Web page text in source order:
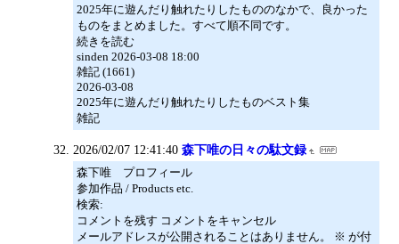
2025年に遊んだり触れたりしたもののなかで、良かった
ものをまとめました。すべて順不同です。
続きを読む
sinden 2026-03-08 18:00
雑記 (1661)
2026-03-08
2025年に遊んだり触れたりしたものベスト集
雑記
2026/02/07 12:41:40 森下唯の日々の駄文録
森下唯 プロフィール
参加作品 / Products etc.
検索:
コメントを残す コメントをキャンセル
メールアドレスが公開されることはありません。 ※ が付